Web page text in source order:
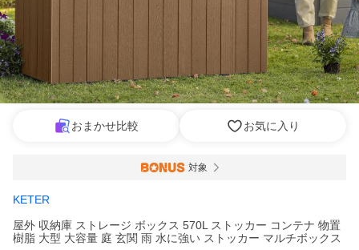
おまかせ比較 お気に入り
対象
KETER
屋外 収納庫 ストレージ ボックス 570L ストッカー コンテナ 物置
樹脂 大型 大容量 庭 玄関 雨 水に強い ストッカー マルチボックス